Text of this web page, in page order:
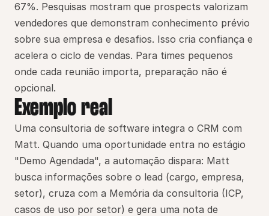
67%. Pesquisas mostram que prospects valorizam
vendedores que demonstram conhecimento prévio
sobre sua empresa e desafios. Isso cria confiança e
acelera o ciclo de vendas. Para times pequenos
onde cada reunião importa, preparação não é
opcional.
Exemplo real
Uma consultoria de software integra o CRM com
Matt. Quando uma oportunidade entra no estágio
"Demo Agendada", a automação dispara: Matt
busca informações sobre o lead (cargo, empresa,
setor), cruza com a Memória da consultoria (ICP,
casos de uso por setor) e gera uma nota de